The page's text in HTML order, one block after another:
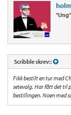
Scribble skrev::
Fikk bestilt en tur med
setevalg. Har fått det til
bestillingen. Noen med